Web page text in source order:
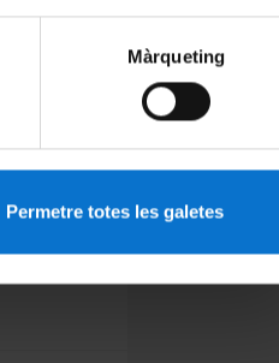
Màrqueting
Permetre totes les galetes
intensiu